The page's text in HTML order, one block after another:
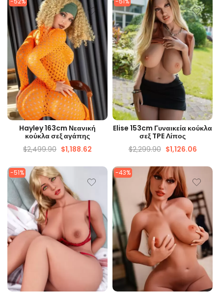
ΓΡΉΓΟΡΗ ΜΑΤΙΆ
Hayley 163cm Νεανική
κούκλα σεξ αγάπης
$2,499.90 $1,188.62
ΓΡΉΓΟΡΗ ΜΑΤΙΆ
Elise 153cm Γυναικεία κούκλα
σεξ TPE Λίπος
$2,299.90 $1,126.06
-51% -43%